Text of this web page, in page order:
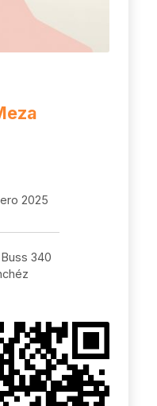
2025
340